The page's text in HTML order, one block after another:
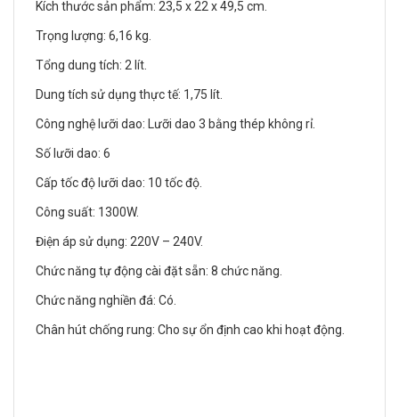
Kích thước sản phẩm: 23,5 x 22 x 49,5 cm.
Trọng lượng: 6,16 kg.
Tổng dung tích: 2 lít.
Dung tích sử dụng thực tế: 1,75 lít.
Công nghệ lưỡi dao: Lưỡi dao 3 bằng thép không rỉ.
Số lưỡi dao: 6
Cấp tốc độ lưỡi dao: 10 tốc độ.
Công suất: 1300W.
Điện áp sử dụng: 220V – 240V.
Chức năng tự động cài đặt sẵn: 8 chức năng.
Chức năng nghiền đá: Có.
Chân hút chống rung: Cho sự ổn định cao khi hoạt động.